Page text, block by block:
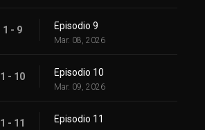
1 - 9 Episodio 9
Mar. 08, 2026
1 - 10 Episodio 10
Mar. 09, 2026
1 - 11 Episodio 11